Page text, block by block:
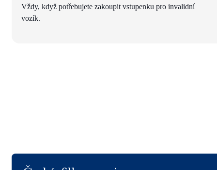
Vždy, když potřebujete zakoupit vstupenku pro invalidní
vozík.